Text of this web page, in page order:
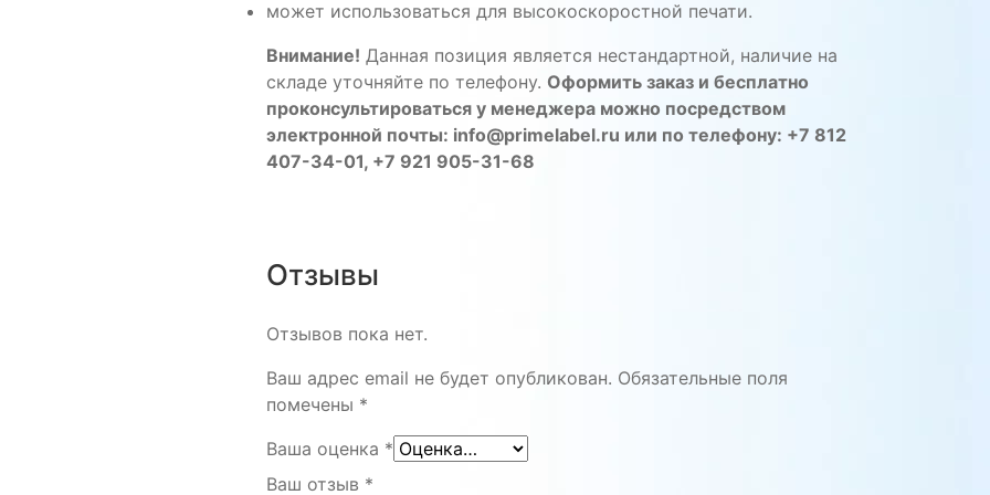
может использоваться для высокоскоростной печати.
Внимание! Данная позиция является нестандартной, наличие на
складе уточняйте по телефону. Оформить заказ и бесплатно
проконсультироваться у менеджера можно посредством
электронной почты: info@primelabel.ru или по телефону: +7 812
407-34-01, +7 921 905-31-68
Отзывы
Отзывов пока нет.
Ваш адрес email не будет опубликован. Обязательные поля
помечены *
Ваша оценка *
Ваш отзыв *